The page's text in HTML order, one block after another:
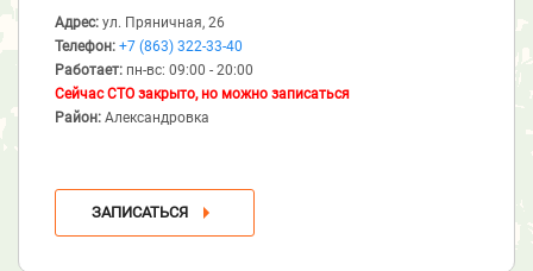
Адрес: ул. Пряничная, 26
Телефон: +7 (863) 322-33-40
Работает: пн-вс: 09:00 - 20:00
Сейчас СТО закрыто, но можно записаться
Район: Александровка
ЗАПИСАТЬСЯ